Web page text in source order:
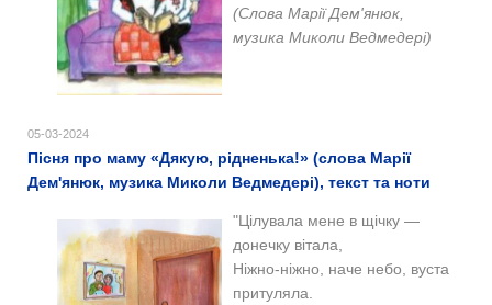
(Слова Марії Дем'янюк,
музика Миколи Ведмедері)
05-03-2024
Пісня про маму «Дякую, рідненька!» (слова Марії
Дем'янюк, музика Миколи Ведмедері), текст та ноти
"Цілувала мене в щічку —
донечку вітала,
Ніжно-ніжно, наче небо, вуста
притуляла.